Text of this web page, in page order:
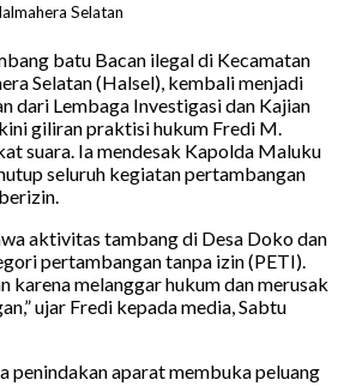
Selatan
batu Bacan ilegal di Kecamatan
Selatan (Halsel), kembali menjadi
dari Lembaga Investigasi dan Kajian
giliran praktisi hukum Fredi M.
suara. Ia mendesak Kapolda Maluku
seluruh kegiatan pertambangan
aktivitas tambang di Desa Doko dan
pertambangan tanpa izin (PETI).
karena melanggar hukum dan merusak
ujar Fredi kepada media, Sabtu
penindakan aparat membuka peluang